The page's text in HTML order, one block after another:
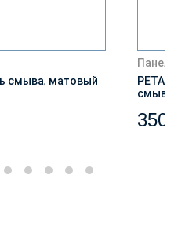
смыва, матовый
смыва,